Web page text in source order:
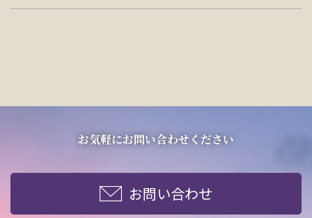
お気軽にお問い合わせください
お問い合わせ